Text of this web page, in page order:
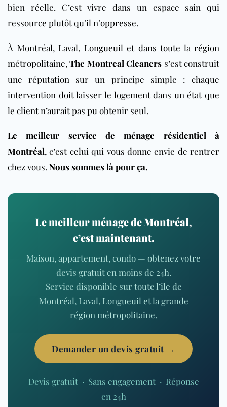
bien réelle. C’est vivre dans un espace sain qui
ressource plutôt qu’il n’oppresse.
À Montréal, Laval, Longueuil et dans toute la région
métropolitaine,The Montreal Cleaners s’est construit
une réputation sur un principe simple : chaque
intervention doit laisser le logement dans un état que
le client n’aurait pas pu obtenir seul.
Le meilleur service de ménage résidentiel à
Montréal, c’est celui qui vous donne envie de rentrer
chez vous. Nous sommes là pour ça.
Le meilleur ménage de Montréal,
c’est maintenant.
Maison, appartement, condo — obtenez votre
devis gratuit en moins de 24h.
Service disponible sur toute l’île de
Montréal, Laval, Longueuil et la grande
région métropolitaine.
Demander un devis gratuit →
Devis gratuit · Sans engagement · Réponse
en 24h